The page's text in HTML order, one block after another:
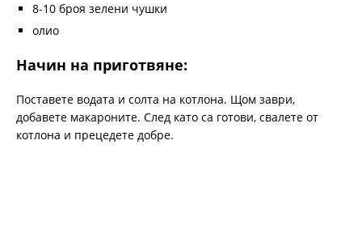
8-10 броя зелени чушки
олио
Начин на приготвяне:
Поставете водата и солта на котлона. Щом заври,
добавете макароните. След като са готови, свалете от
котлона и прецедете добре.